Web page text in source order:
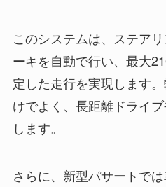
このシステムは、ステア
ーキを自動で行い、最大
定した走行を実現します
けでよく、長距離ドライ
します。
さらに、新型パサートで